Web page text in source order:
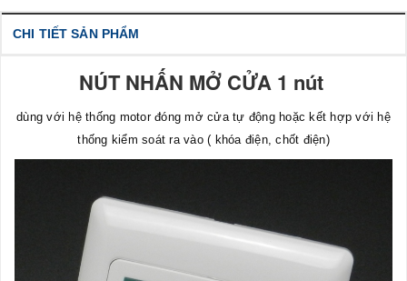
CHI TIẾT SẢN PHẨM
NÚT NHẤN MỞ CỬA 1 nút
dùng với hệ thống motor đóng mở cửa tự động hoặc kết hợp với hệ
thống kiểm soát ra vào ( khóa điện, chốt điện)